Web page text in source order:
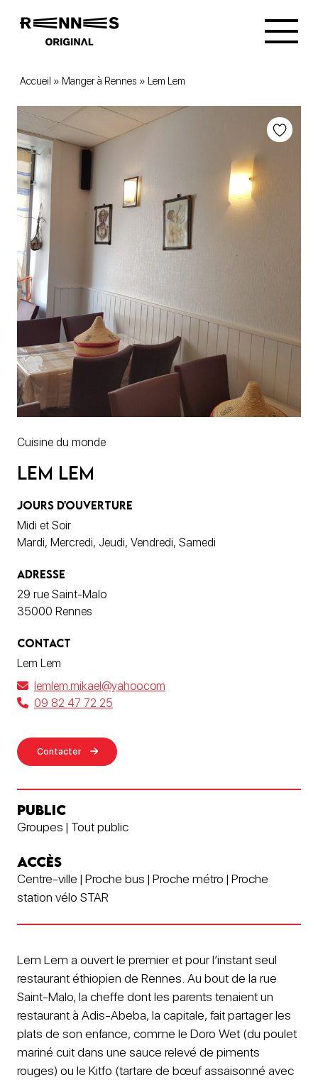
Accueil » Manger à Rennes » Lem Lem
Cuisine du monde
Lem Lem
JOURS D'OUVERTURE
Midi et Soir
Mardi, Mercredi, Jeudi, Vendredi, Samedi
ADRESSE
29 rue Saint-Malo
35000 Rennes
CONTACT
Lem Lem
lemlem.mikael@yahoo.com
09 82 47 72 25
Contacter
PUBLIC
Groupes | Tout public
ACCÈS
Centre-ville | Proche bus | Proche métro | Proche
station vélo STAR
Lem Lem a ouvert le premier et pour l’instant seul
restaurant éthiopien de Rennes. Au bout de la rue
Saint-Malo, la cheffe dont les parents tenaient un
restaurant à Adis-Abeba, la capitale, fait partager les
plats de son enfance, comme le Doro Wet (du poulet
mariné cuit dans une sauce relevé de piments
rouges) ou le Kitfo (tartare de bœuf assaisonné avec